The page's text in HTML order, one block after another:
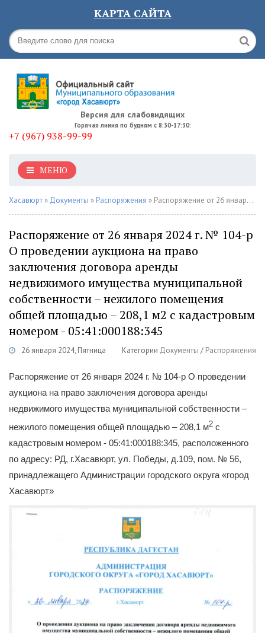
КАРТА САЙТА
Версия для слабовидящих
Горячая линия по будням с 8:30-17:30:
+7 (967) 938-99-99
МЕНЮ
Хасавюрт » Документы » Распоряжения » Распоряжение от 26 января 2024 г. № 104-р О проведении аукциона на право заключения договора аренды недвижимого имущества муниципальной собственности – нежилого помещения общей площадью – 208,1 м2 с кадастровым номером - 05:41:000188:345
Распоряжение от 26 января 2024 г. № 104-р
О проведении аукциона на право
заключения договора аренды
недвижимого имущества муниципальной
собственности – нежилого помещения
общей площадью – 208,1 м2 с кадастровым
номером - 05:41:000188:345
26 января 2024, Пятница Категории Документы / Распоряжения
Распоряжение от 26 января 2024 г. № 104-р О проведении
аукциона на право заключения договора аренды
недвижимого имущества муниципальной собственности –
нежилого помещения общей площадью – 208,1 м2 с
кадастровым номером - 05:41:000188:345, расположенного
по адресу: РД, г.Хасавюрт, ул. Победы, д.109, пом. № 56,
принадлежащего Администрации городского округа «город
Хасавюрт»